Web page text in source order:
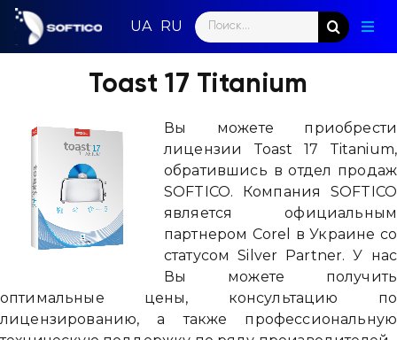
Skip
content
Search
for:
Toast 17 Titanium
Вы можете приобрести
лицензии Toast 17 Titanium,
обратившись в отдел продаж
SOFTICO. Компания SOFTICO
является официальным
партнером Corel в Украине cо
статусом Silver Partner. У нас
Вы можете получить
оптимальные цены, консультацию по
лицензированию, а также профессиональную